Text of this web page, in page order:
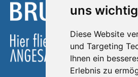
uns wichtig
Diese Website
und Targeting
Ihnen ein
Erlebnis zu